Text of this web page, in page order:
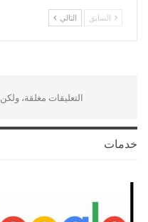
السابق التالي
التعليقات مغلقة، ولكن
خدمات